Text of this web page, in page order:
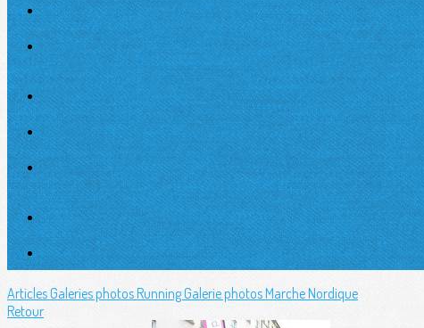
ArticlesGaleries photos RunningGalerie photos Marche Nordique
Retour